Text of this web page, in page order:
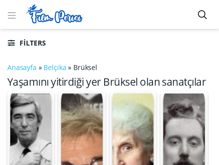
FILTERS
Anasayfa » Belçika » Brüksel
Yaşamını yitirdiği yer Brüksel olan sanatçılar